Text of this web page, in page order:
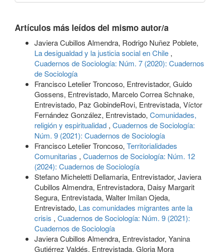
Artículos más leídos del mismo autor/a
Javiera Cubillos Almendra, Rodrigo Nuñez Poblete,
La desigualdad y la justicia social en Chile ,
Cuadernos de Sociología: Núm. 7 (2020): Cuadernos
de Sociología
Francisco Letelier Troncoso, Entrevistador, Guido
Gossens, Entrevistado, Marcelo Correa Schnake,
Entrevistado, Paz GobindeRovi, Entrevistada, Víctor
Fernández González, Entrevistado, Comunidades,
religión y espiritualidad , Cuadernos de Sociología:
Núm. 9 (2021): Cuadernos de Sociología
Francisco Letelier Troncoso, Territorialidades
Comunitarias , Cuadernos de Sociología: Núm. 12
(2024): Cuadernos de Sociología
Stefano Micheletti Dellamaria, Entrevistador, Javiera
Cubillos Almendra, Entrevistadora, Daisy Margarit
Segura, Entrevistada, Walter Imilan Ojeda,
Entrevistado, Las comunidades migrantes ante la
crisis , Cuadernos de Sociología: Núm. 9 (2021):
Cuadernos de Sociología
Javiera Cubillos Almendra, Entrevistador, Yanina
Gutiérrez Valdés, Entrevistada, Gloria Mora